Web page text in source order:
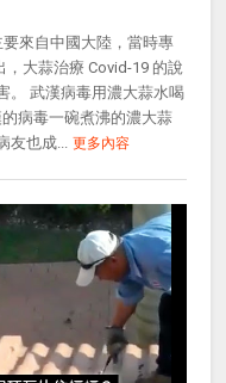
來自中國大陸，當時專
大蒜治療 Covid-19 的說
。 武漢病毒用濃大蒜水喝
病毒一碗煮沸的濃大蒜
友也成... 更多內容